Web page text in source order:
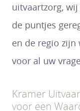
uitvaartzorg,
de puntjes
en de regio zijn
voor al uw
Kramer
voor een